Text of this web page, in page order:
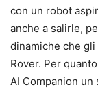
con un robot
anche a salirle,
dinamiche che gli
Rover. Per
AI Companion